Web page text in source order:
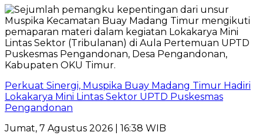
Perkuat Sinergi, Muspika Buay Madang Timur Hadiri
Lokakarya Mini Lintas Sektor UPTD Puskesmas
Pengandonan
Jumat, 7 Agustus 2026 | 16:38 WIB